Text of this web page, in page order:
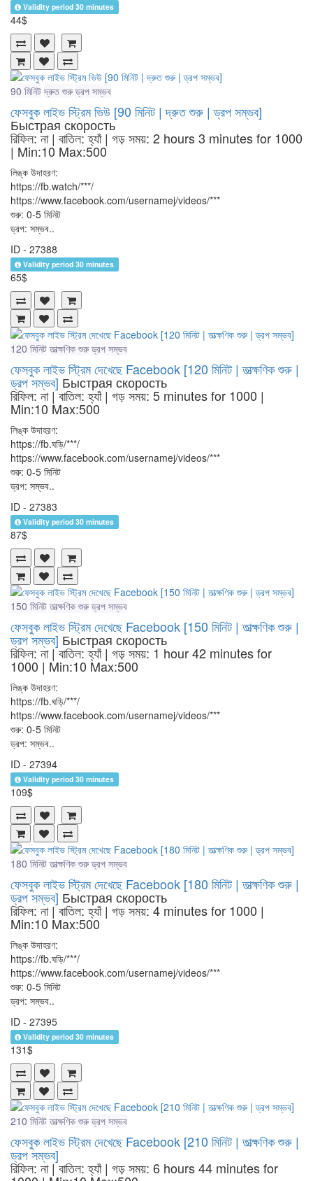
Validity period 30 minutes
44$
90 মিনিট দ্রুত শুরু ড্রপ সম্ভব
ফেসবুক লাইভ স্ট্রিম ভিউ [90 মিনিট | দ্রুত শুরু | ড্রপ সম্ভব]
Быстрая скорость
রিফিল: না | বাতিল: হ্যাঁ | গড় সময়: 2 hours 3 minutes for 1000
| Min:10 Max:500
লিঙ্ক উদাহরণ:
https://fb.watch/***/
https://www.facebook.com/usernamej/videos/***
শুরু: 0-5 মিনিট
ড্রপ: সম্ভব..
ID - 27388
Validity period 30 minutes
65$
120 মিনিট তাত্ক্ষণিক শুরু ড্রপ সম্ভব
ফেসবুক লাইভ স্ট্রিম দেখেছে Facebook [120 মিনিট | তাত্ক্ষণিক শুরু |
ড্রপ সম্ভব] Быстрая скорость
রিফিল: না | বাতিল: হ্যাঁ | গড় সময়: 5 minutes for 1000 |
Min:10 Max:500
লিঙ্ক উদাহরণ:
https://fb.ঘড়ি/***/
https://www.facebook.com/usernamej/videos/***
শুরু: 0-5 মিনিট
ড্রপ: সম্ভব..
ID - 27383
Validity period 30 minutes
87$
150 মিনিট তাত্ক্ষণিক শুরু ড্রপ সম্ভব
ফেসবুক লাইভ স্ট্রিম দেখেছে Facebook [150 মিনিট | তাত্ক্ষণিক শুরু |
ড্রপ সম্ভব] Быстрая скорость
রিফিল: না | বাতিল: হ্যাঁ | গড় সময়: 1 hour 42 minutes for
1000 | Min:10 Max:500
লিঙ্ক উদাহরণ:
https://fb.ঘড়ি/***/
https://www.facebook.com/usernamej/videos/***
শুরু: 0-5 মিনিট
ড্রপ: সম্ভব..
ID - 27394
Validity period 30 minutes
109$
180 মিনিট তাত্ক্ষণিক শুরু ড্রপ সম্ভব
ফেসবুক লাইভ স্ট্রিম দেখেছে Facebook [180 মিনিট | তাত্ক্ষণিক শুরু |
ড্রপ সম্ভব] Быстрая скорость
রিফিল: না | বাতিল: হ্যাঁ | গড় সময়: 4 minutes for 1000 |
Min:10 Max:500
লিঙ্ক উদাহরণ:
https://fb.ঘড়ি/***/
https://www.facebook.com/usernamej/videos/***
শুরু: 0-5 মিনিট
ড্রপ: সম্ভব..
ID - 27395
Validity period 30 minutes
131$
210 মিনিট তাত্ক্ষণিক শুরু ড্রপ সম্ভব
ফেসবুক লাইভ স্ট্রিম দেখেছে Facebook [210 মিনিট | তাত্ক্ষণিক শুরু |
ড্রপ সম্ভব]
রিফিল: না | বাতিল: হ্যাঁ | গড় সময়: 6 hours 44 minutes for